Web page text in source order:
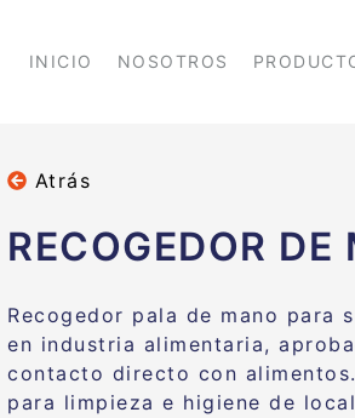
INICIO NOSOTROS
Atrás
RECOGEDOR DE
Recogedor pala de mano para
en industria alimentaria,
contacto directo con
para limpieza e higiene de